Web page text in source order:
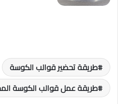
طريقة تحضير قوالب الكوسة
طريقة عمل قوالب الكوسة